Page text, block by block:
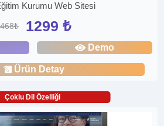
Kurumu Web Sitesi
1299 ₺
Demo
Ürün Detay
Çoklu Dil Özelliği